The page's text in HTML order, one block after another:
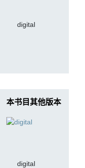
digital
本书目其他版本
digital